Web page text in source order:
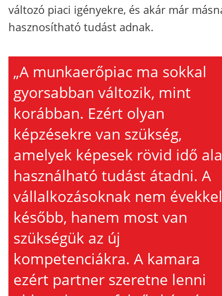
változó piaci igényekre, és akár már
hasznosítható tudást adnak.
„A munkaerőpiac ma sokkal
gyorsabban változik, mint
korábban. Ezért olyan
képzésekre van szükség,
amelyek képesek rövid idő
használható tudást átadni. A
vállalkozásoknak nem évekkel
később, hanem most van
szükségük az új
kompetenciákra. A kamara
ezért partner szeretne lenni